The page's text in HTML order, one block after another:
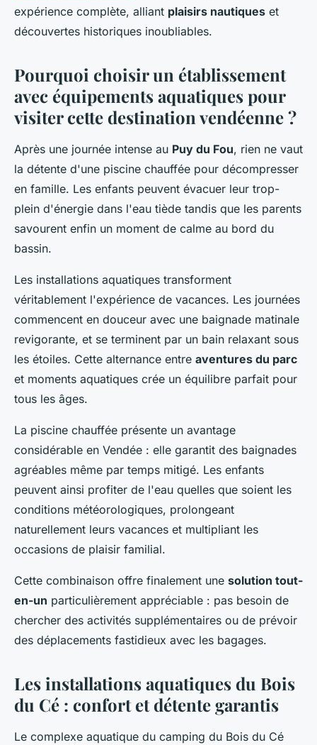
expérience complète, alliant plaisirs nautiques et
découvertes historiques inoubliables.
Pourquoi choisir un établissement
avec équipements aquatiques pour
visiter cette destination vendéenne ?
Après une journée intense au Puy du Fou, rien ne vaut
la détente d'une piscine chauffée pour décompresser
en famille. Les enfants peuvent évacuer leur trop-
plein d'énergie dans l'eau tiède tandis que les parents
savourent enfin un moment de calme au bord du
bassin.
Les installations aquatiques transforment
véritablement l'expérience de vacances. Les journées
commencent en douceur avec une baignade matinale
revigorante, et se terminent par un bain relaxant sous
les étoiles. Cette alternance entre aventures du parc
et moments aquatiques crée un équilibre parfait pour
tous les âges.
La piscine chauffée présente un avantage
considérable en Vendée : elle garantit des baignades
agréables même par temps mitigé. Les enfants
peuvent ainsi profiter de l'eau quelles que soient les
conditions météorologiques, prolongeant
naturellement leurs vacances et multipliant les
occasions de plaisir familial.
Cette combinaison offre finalement une solution tout-
en-un particulièrement appréciable : pas besoin de
chercher des activités supplémentaires ou de prévoir
des déplacements fastidieux avec les bagages.
Les installations aquatiques du Bois
du Cé : confort et détente garantis
Le complexe aquatique du camping du Bois du Cé